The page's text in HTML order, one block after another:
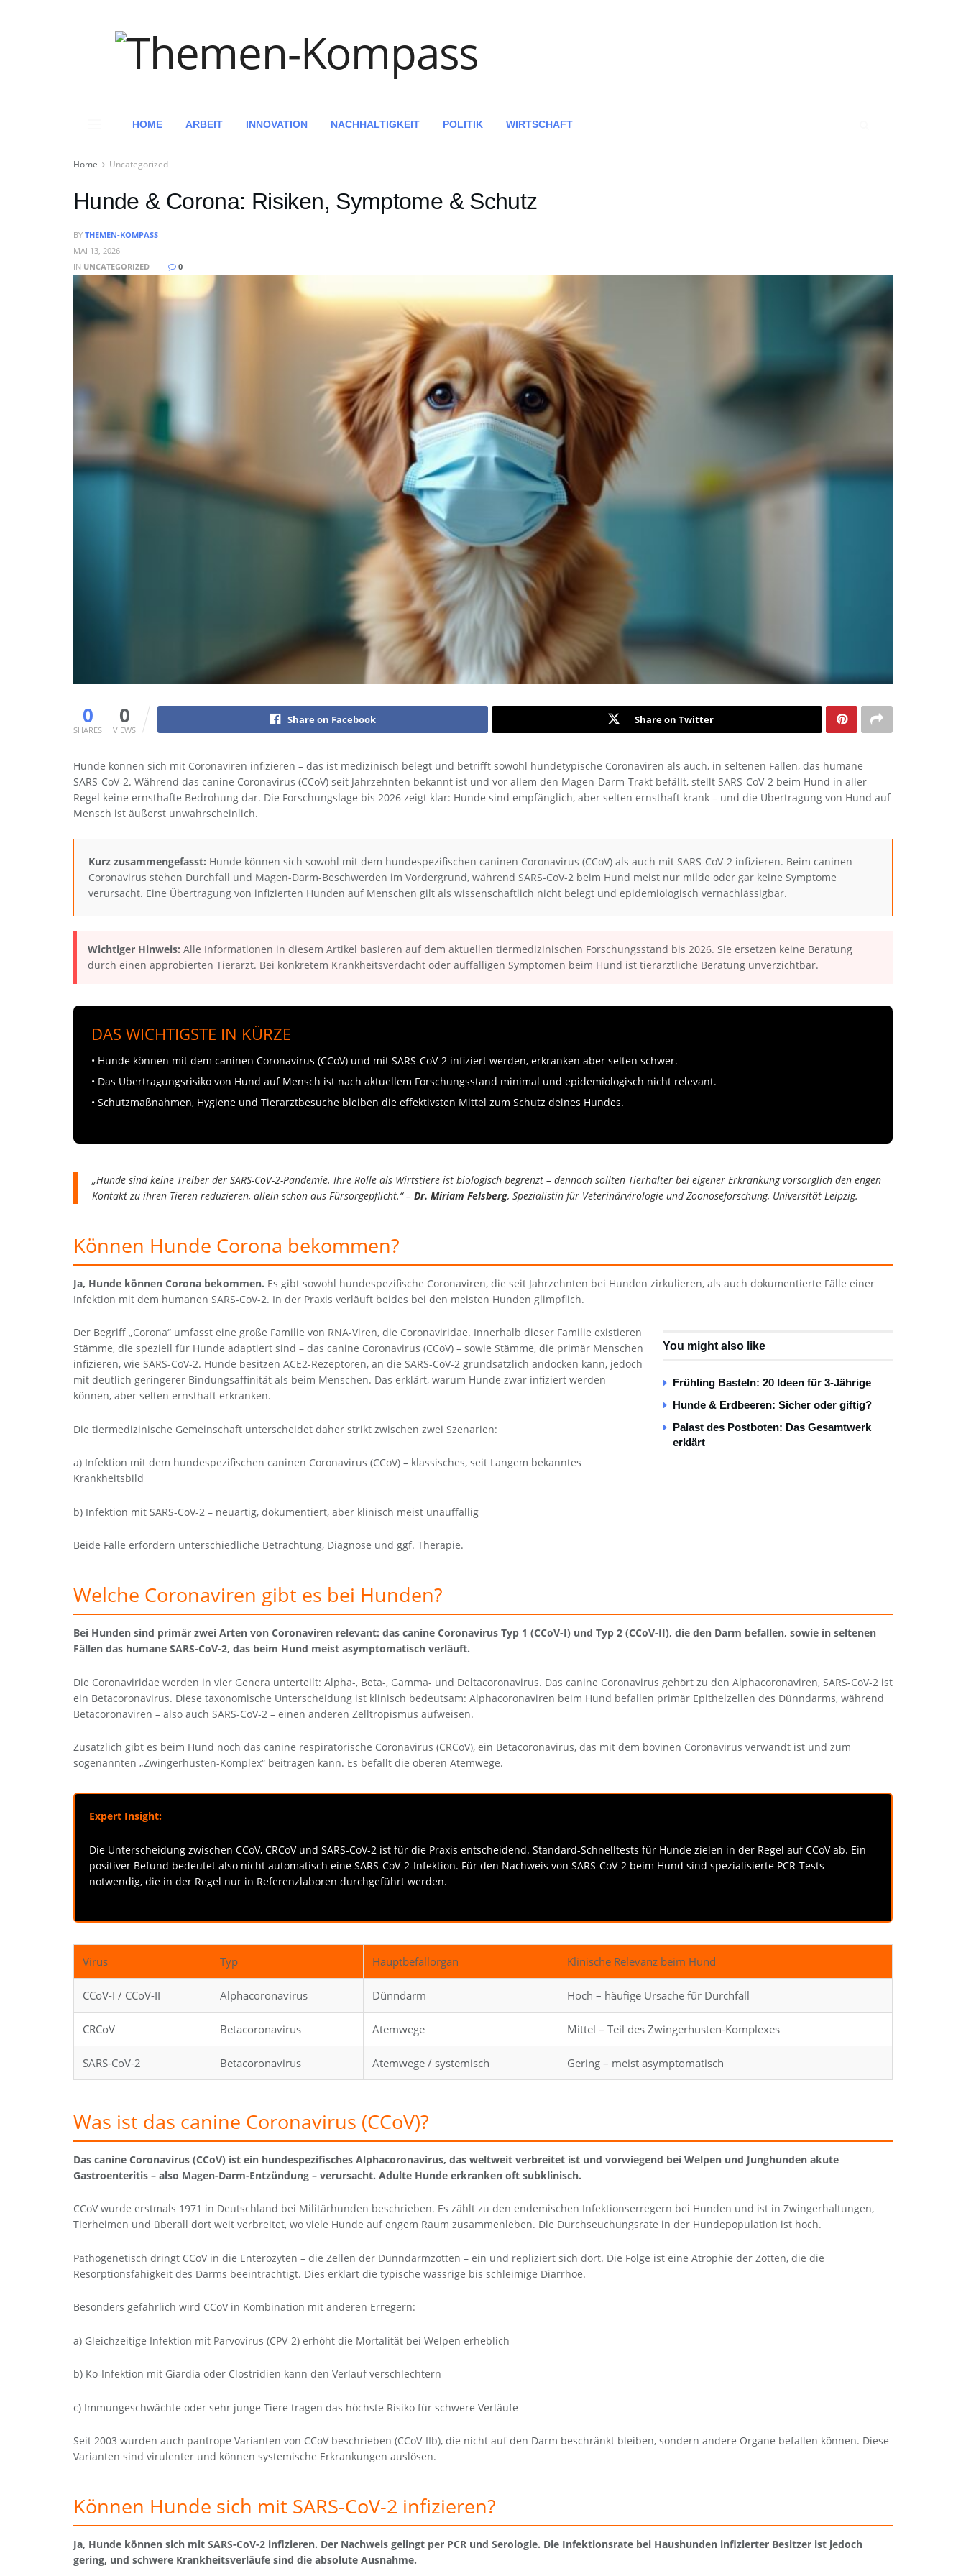
HOME ARBEIT INNOVATION NACHHALTIGKEIT POLITIK WIRTSCHAFT
Home Uncategorized
Hunde & Corona: Risiken, Symptome & Schutz
BY THEMEN-KOMPASS
MAI 13, 2026
IN UNCATEGORIZED 0
0
SHARES
0
VIEWS
Share on Facebook Share on Twitter
Hunde können sich mit Coronaviren infizieren – das ist medizinisch belegt und betrifft sowohl hundetypische Coronaviren als auch, in seltenen Fällen, das humane
SARS-CoV-2. Während das canine Coronavirus (CCoV) seit Jahrzehnten bekannt ist und vor allem den Magen-Darm-Trakt befällt, stellt SARS-CoV-2 beim Hund in aller
Regel keine ernsthafte Bedrohung dar. Die Forschungslage bis 2026 zeigt klar: Hunde sind empfänglich, aber selten ernsthaft krank – und die Übertragung von Hund auf
Mensch ist äußerst unwahrscheinlich.
Kurz zusammengefasst: Hunde können sich sowohl mit dem hundespezifischen caninen Coronavirus (CCoV) als auch mit SARS-CoV-2 infizieren. Beim caninen
Coronavirus stehen Durchfall und Magen-Darm-Beschwerden im Vordergrund, während SARS-CoV-2 beim Hund meist nur milde oder gar keine Symptome
verursacht. Eine Übertragung von infizierten Hunden auf Menschen gilt als wissenschaftlich nicht belegt und epidemiologisch vernachlässigbar.
Wichtiger Hinweis: Alle Informationen in diesem Artikel basieren auf dem aktuellen tiermedizinischen Forschungsstand bis 2026. Sie ersetzen keine Beratung
durch einen approbierten Tierarzt. Bei konkretem Krankheitsverdacht oder auffälligen Symptomen beim Hund ist tierärztliche Beratung unverzichtbar.
DAS WICHTIGSTE IN KÜRZE
• Hunde können mit dem caninen Coronavirus (CCoV) und mit SARS-CoV-2 infiziert werden, erkranken aber selten schwer.
• Das Übertragungsrisiko von Hund auf Mensch ist nach aktuellem Forschungsstand minimal und epidemiologisch nicht relevant.
• Schutzmaßnahmen, Hygiene und Tierarztbesuche bleiben die effektivsten Mittel zum Schutz deines Hundes.
„Hunde sind keine Treiber der SARS-CoV-2-Pandemie. Ihre Rolle als Wirtstiere ist biologisch begrenzt – dennoch sollten Tierhalter bei eigener Erkrankung vorsorglich den engen
Kontakt zu ihren Tieren reduzieren, allein schon aus Fürsorgepflicht.“ – Dr. Miriam Felsberg, Spezialistin für Veterinärvirologie und Zoonoseforschung, Universität Leipzig.
Können Hunde Corona bekommen?
Ja, Hunde können Corona bekommen. Es gibt sowohl hundespezifische Coronaviren, die seit Jahrzehnten bei Hunden zirkulieren, als auch dokumentierte Fälle einer
Infektion mit dem humanen SARS-CoV-2. In der Praxis verläuft beides bei den meisten Hunden glimpflich.
You might also like
Frühling Basteln: 20 Ideen für 3-Jährige
Hunde & Erdbeeren: Sicher oder giftig?
Palast des Postboten: Das Gesamtwerk
erklärt
Der Begriff „Corona“ umfasst eine große Familie von RNA-Viren, die Coronaviridae. Innerhalb dieser Familie existieren
Stämme, die speziell für Hunde adaptiert sind – das canine Coronavirus (CCoV) – sowie Stämme, die primär Menschen
infizieren, wie SARS-CoV-2. Hunde besitzen ACE2-Rezeptoren, an die SARS-CoV-2 grundsätzlich andocken kann, jedoch
mit deutlich geringerer Bindungsaffinität als beim Menschen. Das erklärt, warum Hunde zwar infiziert werden
können, aber selten ernsthaft erkranken.
Die tiermedizinische Gemeinschaft unterscheidet daher strikt zwischen zwei Szenarien:
a) Infektion mit dem hundespezifischen caninen Coronavirus (CCoV) – klassisches, seit Langem bekanntes
Krankheitsbild
b) Infektion mit SARS-CoV-2 – neuartig, dokumentiert, aber klinisch meist unauffällig
Beide Fälle erfordern unterschiedliche Betrachtung, Diagnose und ggf. Therapie.
Welche Coronaviren gibt es bei Hunden?
Bei Hunden sind primär zwei Arten von Coronaviren relevant: das canine Coronavirus Typ 1 (CCoV-I) und Typ 2 (CCoV-II), die den Darm befallen, sowie in seltenen
Fällen das humane SARS-CoV-2, das beim Hund meist asymptomatisch verläuft.
Die Coronaviridae werden in vier Genera unterteilt: Alpha-, Beta-, Gamma- und Deltacoronavirus. Das canine Coronavirus gehört zu den Alphacoronaviren, SARS-CoV-2 ist
ein Betacoronavirus. Diese taxonomische Unterscheidung ist klinisch bedeutsam: Alphacoronaviren beim Hund befallen primär Epithelzellen des Dünndarms, während
Betacoronaviren – also auch SARS-CoV-2 – einen anderen Zelltropismus aufweisen.
Zusätzlich gibt es beim Hund noch das canine respiratorische Coronavirus (CRCoV), ein Betacoronavirus, das mit dem bovinen Coronavirus verwandt ist und zum
sogenannten „Zwingerhusten-Komplex“ beitragen kann. Es befällt die oberen Atemwege.
Expert Insight:
Die Unterscheidung zwischen CCoV, CRCoV und SARS-CoV-2 ist für die Praxis entscheidend. Standard-Schnelltests für Hunde zielen in der Regel auf CCoV ab. Ein
positiver Befund bedeutet also nicht automatisch eine SARS-CoV-2-Infektion. Für den Nachweis von SARS-CoV-2 beim Hund sind spezialisierte PCR-Tests
notwendig, die in der Regel nur in Referenzlaboren durchgeführt werden.
Virus Typ Hauptbefallorgan Klinische Relevanz beim Hund
CCoV-I / CCoV-II Alphacoronavirus Dünndarm Hoch – häufige Ursache für Durchfall
CRCoV Betacoronavirus Atemwege Mittel – Teil des Zwingerhusten-Komplexes
SARS-CoV-2 Betacoronavirus Atemwege / systemisch Gering – meist asymptomatisch
Was ist das canine Coronavirus (CCoV)?
Das canine Coronavirus (CCoV) ist ein hundespezifisches Alphacoronavirus, das weltweit verbreitet ist und vorwiegend bei Welpen und Junghunden akute
Gastroenteritis – also Magen-Darm-Entzündung – verursacht. Adulte Hunde erkranken oft subklinisch.
CCoV wurde erstmals 1971 in Deutschland bei Militärhunden beschrieben. Es zählt zu den endemischen Infektionserregern bei Hunden und ist in Zwingerhaltungen,
Tierheimen und überall dort weit verbreitet, wo viele Hunde auf engem Raum zusammenleben. Die Durchseuchungsrate in der Hundepopulation ist hoch.
Pathogenetisch dringt CCoV in die Enterozyten – die Zellen der Dünndarmzotten – ein und repliziert sich dort. Die Folge ist eine Atrophie der Zotten, die die
Resorptionsfähigkeit des Darms beeinträchtigt. Dies erklärt die typische wässrige bis schleimige Diarrhoe.
Besonders gefährlich wird CCoV in Kombination mit anderen Erregern:
a) Gleichzeitige Infektion mit Parvovirus (CPV-2) erhöht die Mortalität bei Welpen erheblich
b) Ko-Infektion mit Giardia oder Clostridien kann den Verlauf verschlechtern
c) Immungeschwächte oder sehr junge Tiere tragen das höchste Risiko für schwere Verläufe
Seit 2003 wurden auch pantrope Varianten von CCoV beschrieben (CCoV-IIb), die nicht auf den Darm beschränkt bleiben, sondern andere Organe befallen können. Diese
Varianten sind virulenter und können systemische Erkrankungen auslösen.
Können Hunde sich mit SARS-CoV-2 infizieren?
Ja, Hunde können sich mit SARS-CoV-2 infizieren. Der Nachweis gelingt per PCR und Serologie. Die Infektionsrate bei Haushunden infizierter Besitzer ist jedoch
gering, und schwere Krankheitsverläufe sind die absolute Ausnahme.